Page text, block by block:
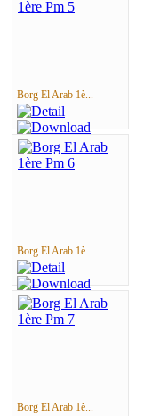
Borg El Arab 1è...
Borg El Arab 1è...
Borg El Arab 1è...